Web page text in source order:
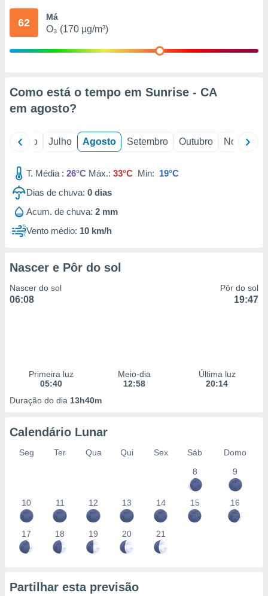
através
1199
62 Má
O₃ (170 µg/m³)
Como está o tempo em Sunrise - CA
em agosto?
Junho Julho Agosto Setembro Outubro Novembro
T. Média : 26°C Máx.: 33°C Min: 19°C
Dias de chuva: 0 dias
Acum. de chuva: 2 mm
Vento médio: 10 km/h
Nascer e Pôr do sol
Nascer do sol
06:08
Pôr do sol
19:47
Primeira luz
05:40
Meio-dia
12:58
Última luz
20:14
Duração do dia 13h40m
Calendário Lunar
Seg Ter Qua Qui Sex Sáb
Domo
8
9
10 11 12 13 14 15 16
17 18 19 20 21
Partilhar esta previsão